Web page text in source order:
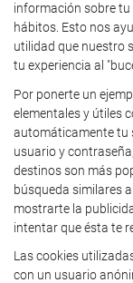
información sobre
hábitos. Esto nos
utilidad que nuestro
tu experiencia al
Por ponerte un
elementales y útiles
automáticamente tu
usuario y
destinos son más
búsqueda similares
mostrarte la
intentar que ésta te
Las cookies
con un usuario